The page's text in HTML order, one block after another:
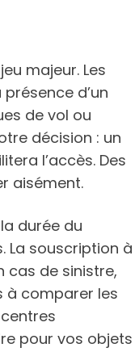
majeur. Les
d’un
de vol ou
décision : un
l’accès. Des
aisément.
durée du
La souscription à
cas de sinistre,
à comparer les
pour vos objets